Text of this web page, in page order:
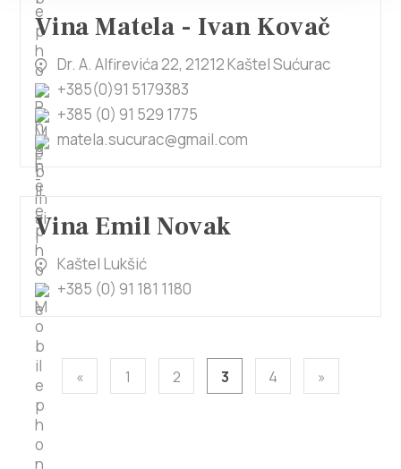
Vina Matela - Ivan Kovač
Dr. A. Alfirevića 22, 21212 Kaštel Sućurac
+385(0)91 5179383
+385 (0) 91 529 1775
matela.sucurac@gmail.com
Vina Emil Novak
Kaštel Lukšić
+385 (0) 91 181 1180
« 1 2 3 4 »